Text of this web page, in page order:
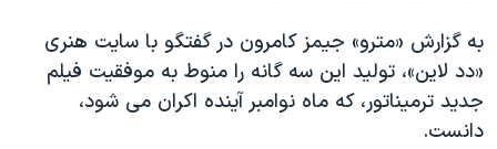
دادگاه حمید نوری
چهل سال گروگان‌گیری
به گزارش «مترو» جیمز کامرون در گفتگو با سایت هنری
«دد لاین»، تولید این سه گانه را منوط به موفقیت فیلم
جدید ترمیناتور، که ماه نوامبر آینده اکران می شود،
دانست.